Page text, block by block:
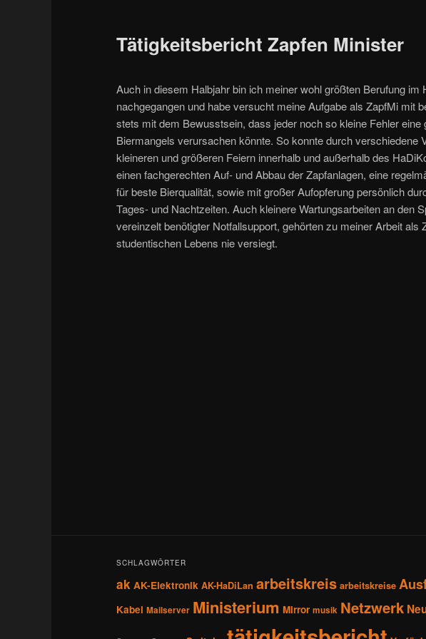
Tätigkeitsbericht Zapfen Minister
Auch in diesem Halbjahr bin ich meiner wohl größten Berufung
nachgegangen und habe versucht meine Aufgabe als ZapfMi mit
stets mit dem Bewusstsein, dass jeder noch so kleine Fehler
Biermangels verursachen könnte. So konnte durch verschiedene
kleineren und größeren Feiern innerhalb und außerhalb des
einen fachgerechten Auf- und Abbau der Zapfanlagen, eine
für beste Bierqualität, sowie mit großer Aufopferung persönlich
Tages- und Nachtzeiten. Auch kleinere Wartungsarbeiten an den
vereinzelt benötigter Notfallsupport, gehörten zu meiner Arbeit als
studentischen Lebens nie versiegt.
SCHLAGWÖRTER
ak AK-Elektronik AK-HaDiLan arbeitskreis arbeitskreise
Kabel Mailserver Ministerium Mirror musik Netzwerk